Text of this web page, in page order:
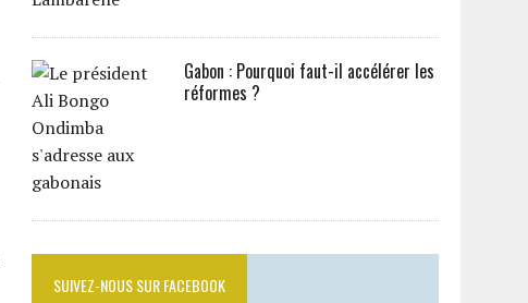
Gabon : Pourquoi faut-il accélérer les
réformes ?
SUIVEZ-NOUS SUR FACEBOOK